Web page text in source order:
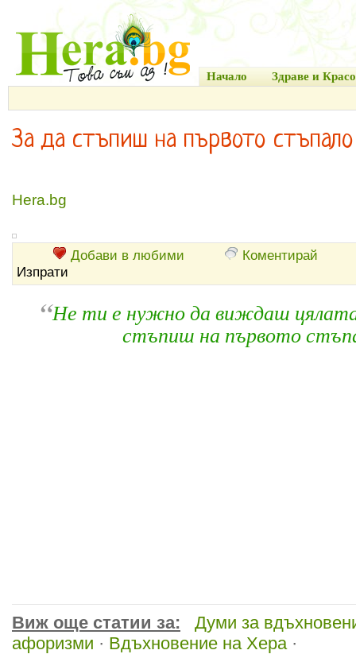
Начало Здраве и
За да стъпиш на първото стъпало
Hera.bg
Добави в любими
Коментирай
Изпрати
“Не ти е нужно да виждаш
стъпиш на първото
Виж още статии за:
Думи за
афоризми · Вдъхновение на Хера·